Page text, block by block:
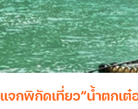
แจกพิกัดเที่ยว“น้ำตกเต๋